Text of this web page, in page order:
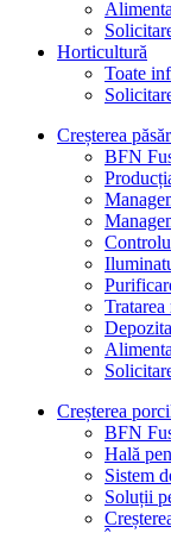
Horticultură
Toate
Creșterea
BFN
Creșterea
BFN
Hală
Sistem
Soluții